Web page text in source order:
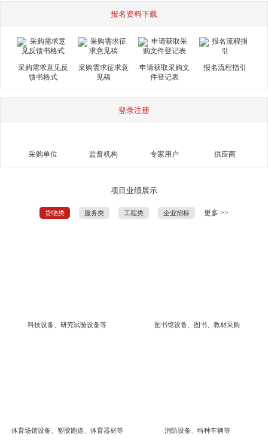
报名资料下载
采购需求意见反
馈书格式
采购需求征求意
见稿
申请获取采购文
件登记表
报名流程指引
登录注册
采购单位 监督机构 专家用户 供应商
项目业绩展示
货物类 服务类 工程类 企业招标 更多 >>
科技设备、研究试验设备等 图书馆设备、图书、教材采购
体育场馆设备、塑胶跑道、体育器材等 消防设备、特种车辆等